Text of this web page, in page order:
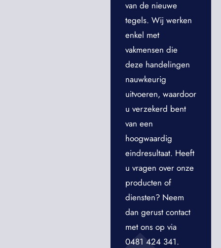
van de nieuwe
tegels. Wij werken
enkel met
vakmensen die
deze handelingen
nauwkeurig
uitvoeren, waardoor
u verzekerd bent
van een
hoogwaardig
eindresultaat. Heeft
u vragen over onze
producten of
diensten? Neem
dan gerust contact
met ons op via
0481 424 341.